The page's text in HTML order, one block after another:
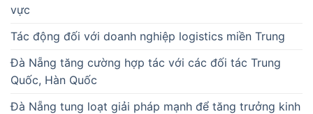
vực
Tác động đối với doanh nghiệp logistics miền Trung
Đà Nẵng tăng cường hợp tác với các đối tác Trung
Quốc, Hàn Quốc
Đà Nẵng tung loạt giải pháp mạnh để tăng trưởng kinh